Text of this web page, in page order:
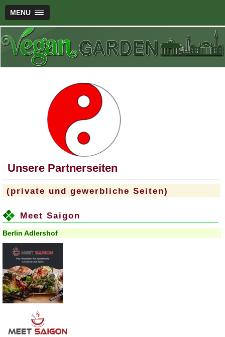
MENU
Unsere Partnerseiten
(private und gewerbliche Seiten)
Meet Saigon
Berlin Adlershof